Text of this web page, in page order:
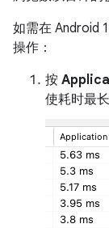
如需在 Android
操作：
按
使耗时最